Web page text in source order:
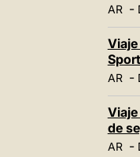
AR-
AR-
de
AR-